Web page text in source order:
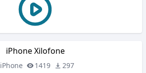
iPhone Xilofone
iPhone 1419 297